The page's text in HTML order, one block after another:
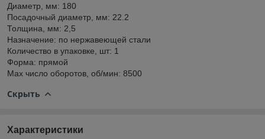
Диаметр, мм: 180
Посадочный диаметр, мм: 22.2
Толщина, мм: 2,5
Назначение: по нержавеющей стали
Количество в упаковке, шт: 1
Форма: прямой
Max число оборотов, об/мин: 8500
Скрыть
Характеристики